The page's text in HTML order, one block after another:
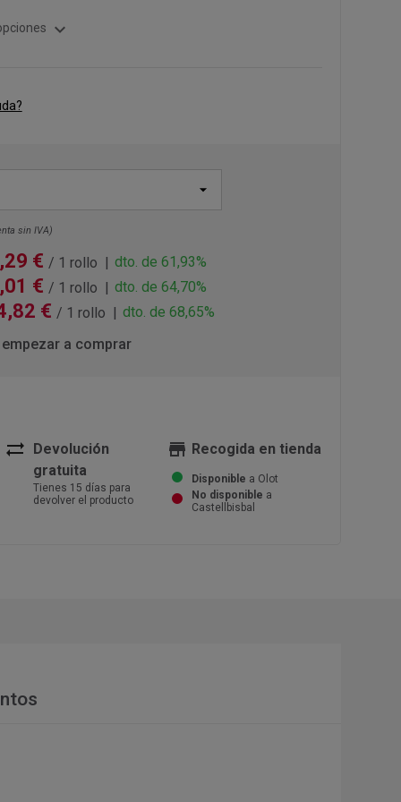
expand_more
sin IVA)
€ / 1 rollo
dto. de 61,93%
€ / 1 rollo
dto. de 64,70%
€ / 1 rollo
dto. de 68,65%
a comprar
sync_alt
Devolución
gratuita
Tienes 15 días para
devolver el producto
store Recogida en tienda
Disponible a Olot
No disponible a
Castellbisbal